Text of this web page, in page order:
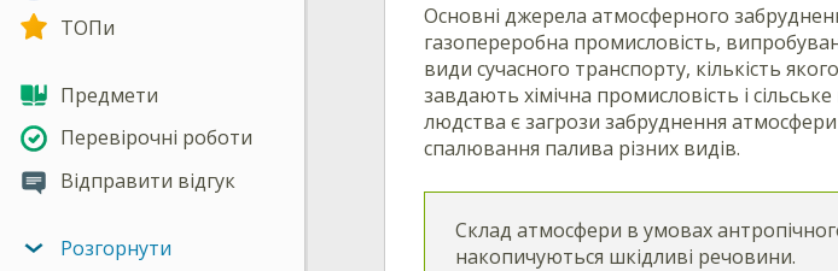
ТОПи
Предмети
Перевірочні роботи
Відправити відгук
Розгорнути
Основні джерела атмосферного
газопереробна промисловість,
види сучасного транспорту, кількість
завдають хімічна промисловість і
людства є загрози забруднення
спалювання палива різних видів.
Склад атмосфери в умовах
накопичуються шкідливі речовини.